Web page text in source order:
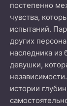
постепенно
чувства,
испытаний.
других
наследника
девушки,
истории